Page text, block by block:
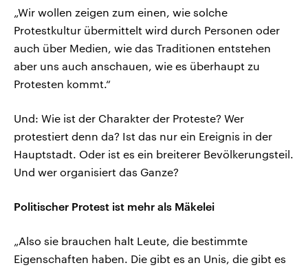
„Wir wollen zeigen zum einen, wie solche
Protestkultur übermittelt wird durch Personen oder
auch über Medien, wie das Traditionen entstehen
aber uns auch anschauen, wie es überhaupt zu
Protesten kommt.“
Und: Wie ist der Charakter der Proteste? Wer
protestiert denn da? Ist das nur ein Ereignis in der
Hauptstadt. Oder ist es ein breiterer Bevölkerungsteil.
Und wer organisiert das Ganze?
Politischer Protest ist mehr als Mäkelei
„Also sie brauchen halt Leute, die bestimmte
Eigenschaften haben. Die gibt es an Unis, die gibt es